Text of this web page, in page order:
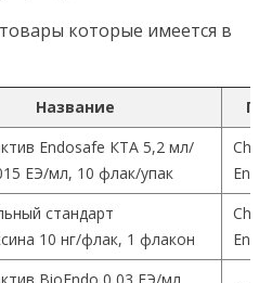
которые имеется в
Название
Endosafe КТА 5,2 мл/
ЕЭ/мл, 10 флак/упак
стандарт
10 нг/флак, 1 флакон